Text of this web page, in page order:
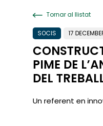
Tornar al llistat
SOCIS 17
PIME DE
DEL
Un referent en